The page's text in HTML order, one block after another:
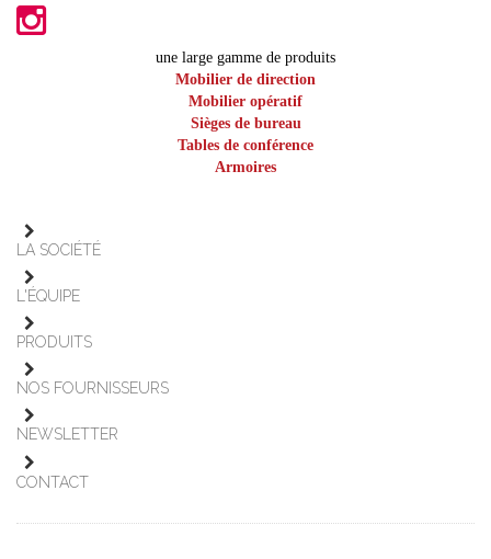
une large gamme de produits
Mobilier de direction
Mobilier opératif
Sièges de bureau
Tables de conférence
Armoires
LA SOCIÉTÉ
L'ÉQUIPE
PRODUITS
NOS FOURNISSEURS
NEWSLETTER
CONTACT